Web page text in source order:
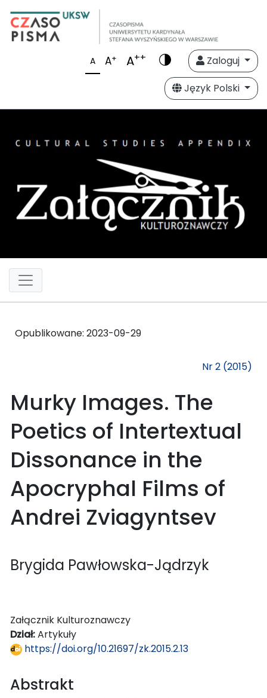
A A+ A++
Zaloguj
Język Polski
Opublikowane: 2023-09-29
Nr 2 (2015)
Murky Images. The
Poetics of Intertextual
Dissonance in the
Apocryphal Films of
Andrei Zviagyntsev
Brygida Pawłowska-Jądrzyk
Załącznik Kulturoznawczy
Dział:Artykuły
https://doi.org/10.21697/zk.2015.2.13
Abstrakt